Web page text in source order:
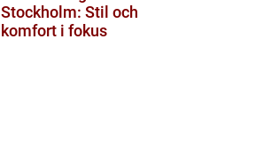
Stockholm: Stil och
komfort i fokus